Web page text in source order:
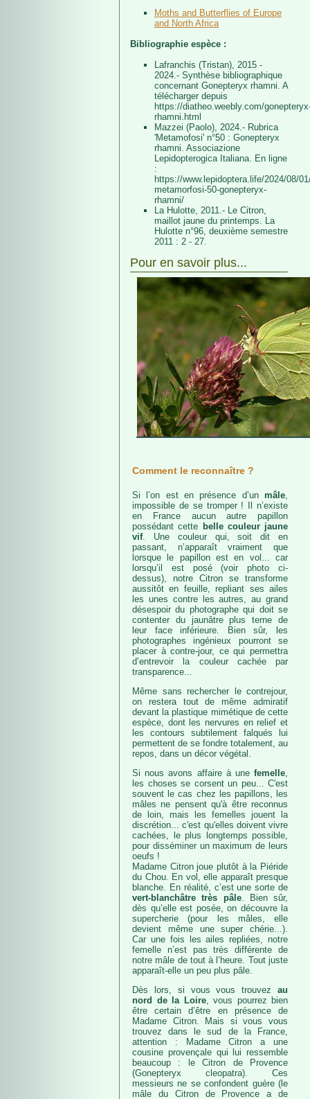
Moths and Butterflies of Europe
and North Africa
Bibliographie espèce :
Lafranchis (Tristan), 2015 -
2024.- Synthèse bibliographique
concernant Gonepteryx rhamni. A
télécharger depuis
https://diatheo.weebly.com/
rhamni.html
Mazzei (Paolo), 2024.- Rubrica
'Metamofosi' n°50 : Gonepteryx
rhamni. Associazione
Lepidopterogica Italiana. En ligne
:
https://www.lepidoptera.life/2024/08/
metamorfosi-50-gonepteryx-
rhamni/
La Hulotte, 2011.- Le Citron,
maillot jaune du printemps. La
Hulotte n°96, deuxième semestre
2011 : 2 - 27.
Pour en savoir plus...
Comment le reconnaître ?
Si l’on est en présence d’un mâle,
impossible de se tromper ! Il n’existe
en France aucun autre papillon
possédant cette belle couleur jaune
vif. Une couleur qui, soit dit en
passant, n’apparaît vraiment que
lorsque le papillon est en vol... car
lorsqu’il est posé (voir photo ci-
dessus), notre Citron se transforme
aussitôt en feuille, repliant ses ailes
les unes contre les autres, au grand
désespoir du photographe qui doit se
contenter du jaunâtre plus terne de
leur face inférieure. Bien sûr, les
photographes ingénieux pourront se
placer à contre-jour, ce qui permettra
d’entrevoir la couleur cachée par
transparence...
Même sans rechercher le contrejour,
on restera tout de même admiratif
devant la plastique mimétique de cette
espèce, dont les nervures en relief et
les contours subtilement falqués lui
permettent de se fondre totalement, au
repos, dans un décor végétal.
Si nous avons affaire à une femelle,
les choses se corsent un peu... C'est
souvent le cas chez les papillons, les
mâles ne pensent qu'à être reconnus
de loin, mais les femelles jouent la
discrétion... c'est qu'elles doivent vivre
cachées, le plus longtemps possible,
pour disséminer un maximum de leurs
oeufs !
Madame Citron joue plutôt à la Piéride
du Chou. En vol, elle apparaît presque
blanche. En réalité, c’est une sorte de
vert-blanchâtre très pâle. Bien sûr,
dès qu’elle est posée, on découvre la
supercherie (pour les mâles, elle
devient même une super chérie...).
Car une fois les ailes repliées, notre
femelle n’est pas très différente de
notre mâle de tout à l’heure. Tout juste
apparaît-elle un peu plus pâle.
Dès lors, si vous vous trouvez au
nord de la Loire, vous pourrez bien
être certain d’être en présence de
Madame Citron. Mais si vous vous
trouvez dans le sud de la France,
attention : Madame Citron a une
cousine provençale qui lui ressemble
beaucoup : le Citron de Provence
(Gonepteryx cleopatra). Ces
messieurs ne se confondent guère (le
mâle du Citron de Provence a de